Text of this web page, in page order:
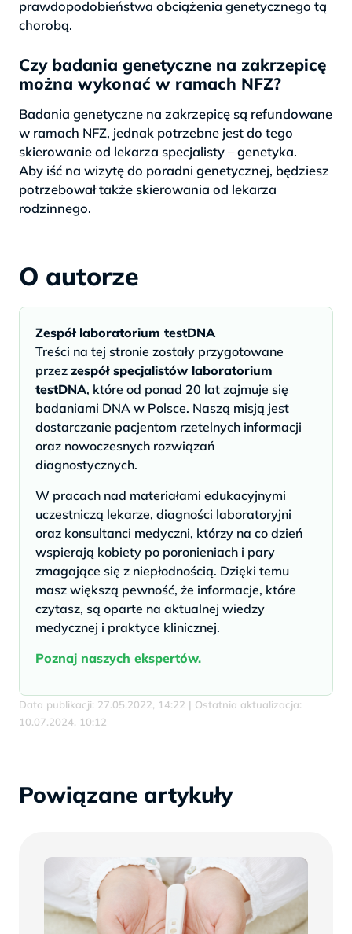
prawdopodobieństwa obciążenia genetycznego tą
chorobą.
Czy badania genetyczne na zakrzepicę
można wykonać w ramach NFZ?
Badania genetyczne na zakrzepicę są refundowane
w ramach NFZ, jednak potrzebne jest do tego
skierowanie od lekarza specjalisty – genetyka.
Aby iść na wizytę do poradni genetycznej, będziesz
potrzebował także skierowania od lekarza
rodzinnego.
O autorze
Zespół laboratorium testDNA
Treści na tej stronie zostały przygotowane
przez zespół specjalistów laboratorium
testDNA, które od ponad 20 lat zajmuje się
badaniami DNA w Polsce. Naszą misją jest
dostarczanie pacjentom rzetelnych informacji
oraz nowoczesnych rozwiązań
diagnostycznych.
W pracach nad materiałami edukacyjnymi
uczestniczą lekarze, diagności laboratoryjni
oraz konsultanci medyczni, którzy na co dzień
wspierają kobiety po poronieniach i pary
zmagające się z niepłodnością. Dzięki temu
masz większą pewność, że informacje, które
czytasz, są oparte na aktualnej wiedzy
medycznej i praktyce klinicznej.
Poznaj naszych ekspertów.
Data publikacji: 27.05.2022, 14:22 | Ostatnia aktualizacja:
10.07.2024, 10:12
Powiązane artykuły